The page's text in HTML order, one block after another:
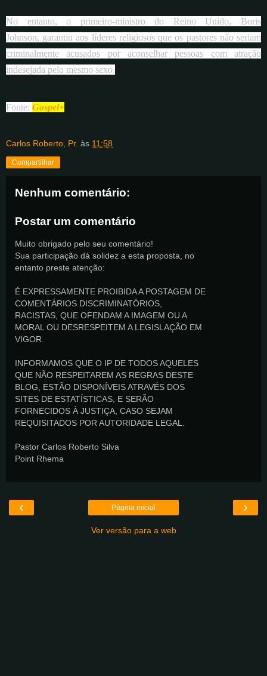
No entanto, o primeiro-ministro do Reino Unido, Boris
Johnson, garantiu aos líderes religiosos que os pastores não seriam
criminalmente acusados por aconselhar pessoas com atração
indesejada pelo mesmo sexo.
Fonte: Gospel+
Carlos Roberto, Pr. às 11:58
Compartilhar
Nenhum comentário:
Postar um comentário
Muito obrigado pelo seu comentário!
Sua participação dá solidez a esta proposta, no
entanto preste atenção:
É EXPRESSAMENTE PROIBIDA A POSTAGEM DE
COMENTÁRIOS DISCRIMINATÓRIOS,
RACISTAS, QUE OFENDAM A IMAGEM OU A
MORAL OU DESRESPEITEM A LEGISLAÇÃO EM
VIGOR.
INFORMAMOS QUE O IP DE TODOS AQUELES
QUE NÃO RESPEITAREM AS REGRAS DESTE
BLOG, ESTÃO DISPONÍVEIS ATRAVÉS DOS
SITES DE ESTATÍSTICAS, E SERÃO
FORNECIDOS À JUSTIÇA, CASO SEJAM
REQUISITADOS POR AUTORIDADE LEGAL.
Pastor Carlos Roberto Silva
Point Rhema
‹ ›
Página inicial
Ver versão para a web